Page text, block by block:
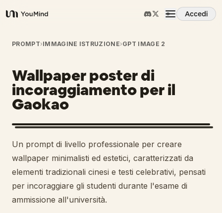
YouMind
Accedi
Panoramica
Casi d'uso
Abilità
Prompt
Prezzi
Scarica
PROMPT›IMMAGINE ISTRUZIONE›GPT IMAGE 2
Wallpaper poster di
incoraggiamento per il
Gaokao
Un prompt di livello professionale per creare
wallpaper minimalisti ed estetici, caratterizzati da
elementi tradizionali cinesi e testi celebrativi, pensati
per incoraggiare gli studenti durante l'esame di
ammissione all'università.